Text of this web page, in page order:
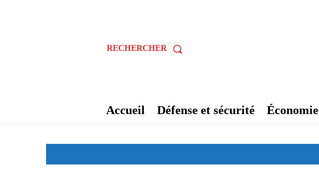
RECHERCHER
Accueil Défense et sécurité Économie